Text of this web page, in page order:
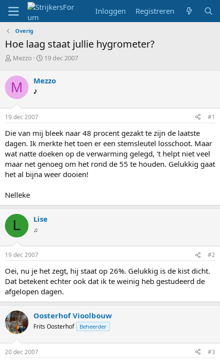
Inloggen Registreren
Overig
Hoe laag staat jullie hygrometer?
T
p
i
c
s
t
a
t
e
r
Mezzo
S
r
a
m
19 dec 2007
M Mezzo
♪
19 dec 2007 #1
Die van mij bleek naar 48 procent gezakt te zijn de laatste
dagen. Ik merkte het toen er een stemsleutel losschoot. Maar
wat natte doeken op de verwarming gelegd, 't helpt niet veel
maar net genoeg om het rond de 55 te houden. Gelukkig gaat
het al bijna weer dooien!
Nelleke
L Lise
♫
19 dec 2007 #2
Oei, nu je het zegt, hij staat op 26%. Gelukkig is de kist dicht.
Dat betekent echter ook dat ik te weinig heb gestudeerd de
afgelopen dagen.
Oosterhof Vioolbouw
Frits Oosterhof Beheerder
20 dec 2007 #3